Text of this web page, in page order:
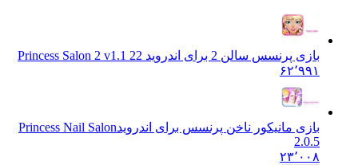
بازی پرنسس سالن 2 برای اندروید 2
2 Princess Salon 2 v1.1
۶۲٬۹۹۱
بازی مانیکور ناخن پرنسس برای اندرویدPrincess Nail Salon
2.0.5
۲۳٬۰۰۸